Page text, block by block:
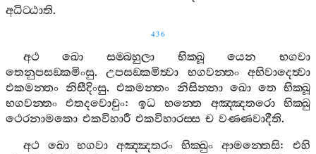
අධිට‍්ඨාති.
436
අථ ඛො සම‍්බහුලා භික‍්ඛූ යෙන
භගවා
තෙනුපසඞ‍්කමිංසු.උපසඞ‍්කමිත්‍වා භගවන‍්තං
අභිවාදෙත්‍වා
එකමන‍්තං නිසීදිංසු.එකමන‍්තං නිසින‍්නා ඛො තෙ භික‍්ඛූ
භගවන‍්තං
එතදවොචුං: ඉධ භන‍්තෙ අඤ‍්ඤතරො
භික‍්ඛු
ථෙරනාමකො එකවිහාරී එකවිහාරස‍්ස ච වණ‍්ණවාදීති.
අථ
ඛො භගවා අඤ‍්ඤතරං භික‍්ඛුං ආමන‍්තෙසි:එහි